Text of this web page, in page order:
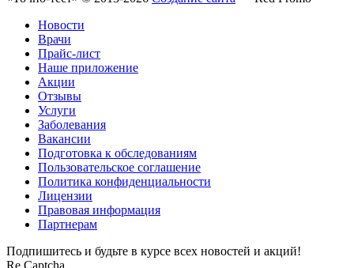
Новости
Врачи
Прайс-лист
Наше приложение
Акции
Отзывы
Услуги
Заболевания
Вакансии
Подготовка к обследованиям
Пользовательское соглашение
Политика конфиденциальности
Лицензии
Правовая информация
Партнерам
Подпишитесь и будьте в курсе всех новостей и акций!
Re Captcha